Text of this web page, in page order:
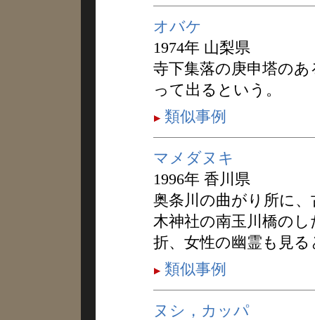
オバケ
1974年 山梨県
寺下集落の庚申塔の
って出るという。
類似事例
マメダヌキ
1996年 香川県
奥条川の曲がり所に
木神社の南玉川橋の
折、女性の幽霊も見
類似事例
ヌシ，カッパ